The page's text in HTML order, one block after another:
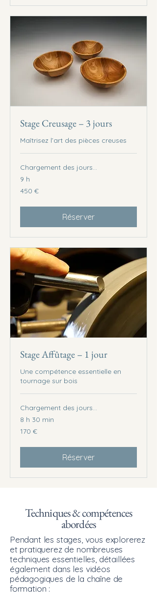
Stage Creusage – 3 jours
Maîtrisez l’art des pièces creuses
Chargement des jours...
9 h
euros
450 €
Réserver
Stage Affûtage – 1 jour
Une compétence essentielle en
tournage sur bois
Chargement des jours...
8 h 30 min
170
euros
170 €
Réserver
Techniques & compétences
abordées
Pendant les stages, vous explorerez
et pratiquerez de nombreuses
techniques essentielles, détaillées
également dans les vidéos
pédagogiques de la chaîne de
formation :